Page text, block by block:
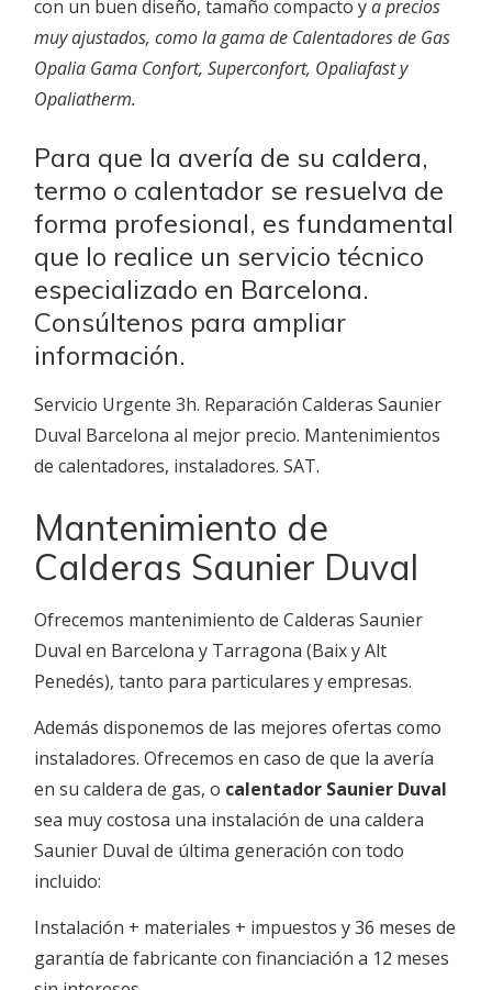
con un buen diseño, tamaño compacto ya precios
muy ajustados, como la gama de Calentadores de Gas
Opalia Gama Confort, Superconfort, Opaliafast y
Opaliatherm.
Para que la avería de su caldera,
termo o calentador se resuelva de
forma profesional, es fundamental
que lo realice un servicio técnico
especializado en Barcelona.
Consúltenos para ampliar
información.
Servicio Urgente 3h. Reparación Calderas Saunier
Duval Barcelona al mejor precio. Mantenimientos
de calentadores, instaladores. SAT.
Mantenimiento de
Calderas Saunier Duval
Ofrecemos mantenimiento de Calderas Saunier
Duval en Barcelona y Tarragona (Baix y Alt
Penedés), tanto para particulares y empresas.
Además disponemos de las mejores ofertas como
instaladores. Ofrecemos en caso de que la avería
en su caldera de gas, o calentador Saunier Duval
sea muy costosa una instalación de una caldera
Saunier Duval de última generación con todo
incluido:
Instalación + materiales + impuestos y 36 meses de
garantía de fabricante con financiación a 12 meses